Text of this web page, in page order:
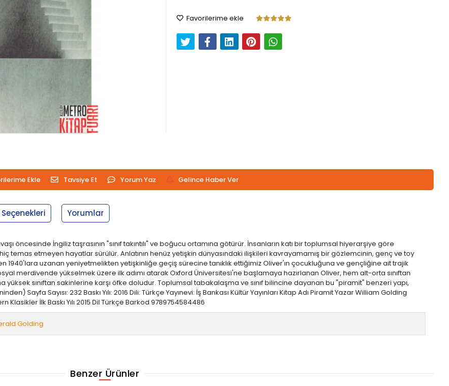
Favorilerime ekle
Ekle Tavsiye Et Yorum Yaz Gelince Haber Ver
Yorumlar
öncesinde İngiliz taşrasının "sınıf takıntılı" ve boğucu ortamına götürür. İnsanların katı bir toplumsal hiyerarşiye göre
temas etmeyen hayatlar sürülür. Anlatının henüz yetişkin dünyasındaki ilişkileri kavrayamamış bir gözlemcinin, genç ve toy
1940'lara uzanan yeniyetmelikten yetişkinliğe geçiş sürecine tanıklık ettiğimiz Oliver'ın çocukluğuna ve gençliğine ait trajik
merdivende yükselmek üzere ilk adımı atarak Oxford Üniversitesi'ne başlamaya hazırlanan Oliver, hem alt-orta sınıftan
yüksek sınıftan sakinlerine karşı öfke doludur. Toplumsal tabakalaşma ve sınıf bilincine dayanan bu "piramit" benzeri yapı,
Sayfa Sayısı: 232 Baskı Yılı: 2016 Dili: Türkçe Yayınevi: İş Bankası Kültür Yayınları Kitap Adı Piramit Yazar William Golding
Klasikler İlk Baskı Yılı 2015 Dil Türkçe Barkod 9789754584486
Golding
Benzer Ürünler